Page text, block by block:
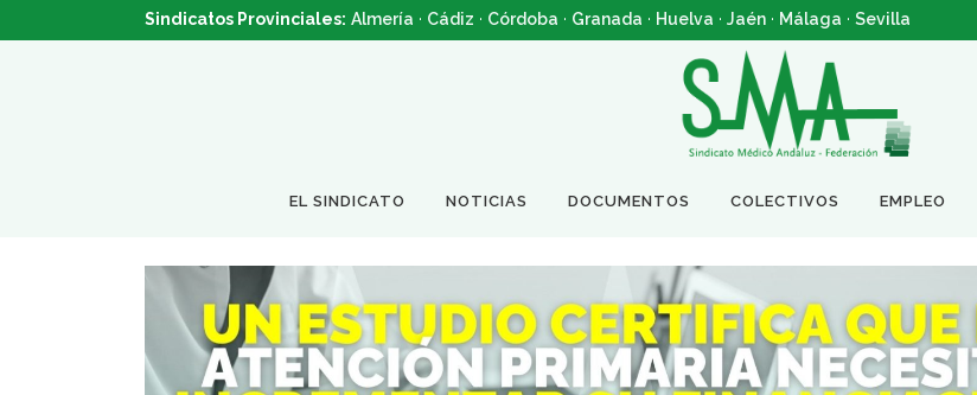
Sindicatos Provinciales: Almería · Cádiz · Córdoba · Granada · Huelva · Jaén · Málaga · Sevilla
EL SINDICATO NOTICIAS DOCUMENTOS COLECTIVOS EMPLEO